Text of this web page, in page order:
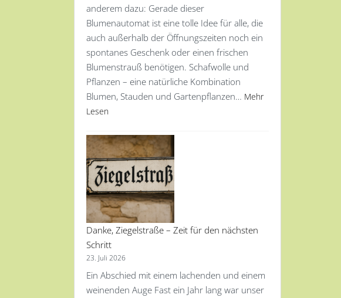
anderem dazu: Gerade dieser
Blumenautomat ist eine tolle Idee für alle, die
auch außerhalb der Öffnungszeiten noch ein
spontanes Geschenk oder einen frischen
Blumenstrauß benötigen. Schafwolle und
Pflanzen – eine natürliche Kombination
Blumen, Stauden und Gartenpflanzen… Mehr
Lesen
Danke, Ziegelstraße – Zeit für den nächsten
Schritt
23. Juli 2026
Ein Abschied mit einem lachenden und einem
weinenden Auge Fast ein Jahr lang war unser